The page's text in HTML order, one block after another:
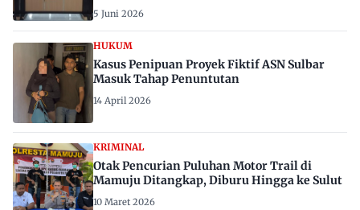
5 Juni 2026
HUKUM
Kasus Penipuan Proyek Fiktif ASN Sulbar
Masuk Tahap Penuntutan
14 April 2026
KRIMINAL
Otak Pencurian Puluhan Motor Trail di
Mamuju Ditangkap, Diburu Hingga ke Sulut
10 Maret 2026